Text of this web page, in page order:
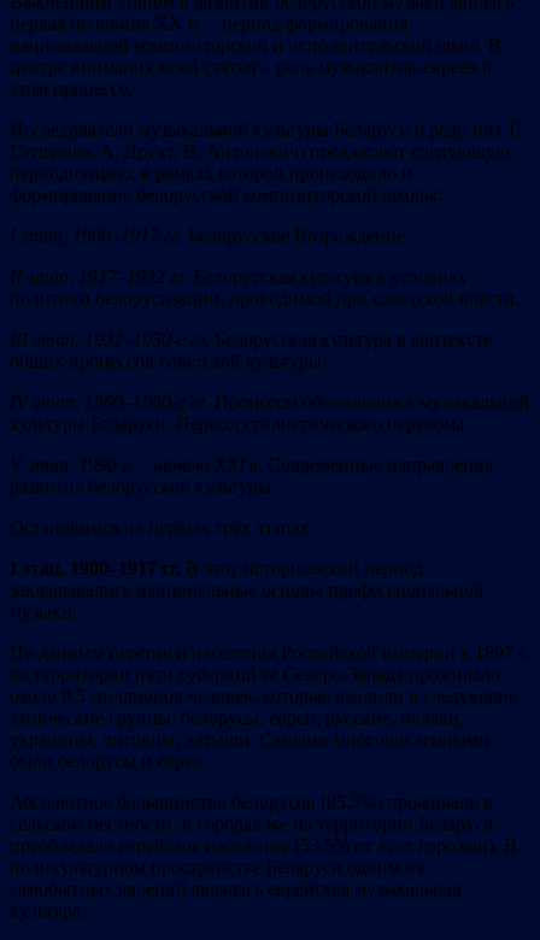
первая половина ХХ в. – период формирования
национальной композиторской и исполнительской школ. В
центре внимания моей статьи – роль музыкантов-евреев в
этом процессе.
Исследователи музыкальной культуры Беларуси (среди них Г.
Глущенко, А. Друкт, В. Антоневич) предлагают следующую
периодизацию, в рамках которой происходило и
формирование белорусской композиторской школы:
I этап, 1900–1917 гг. Белорусское Возрождение.
II этап, 1917–1932 гг. Белорусская культура в условиях
политики белорусизации, проводимой при советской власти.
III этап, 1932–1950-е гг. Белорусская культура в контексте
общих процессов советской культуры.
IV этап, 1960–1980-е гг. Процессы обновления в музыкальной
культуры Беларуси. Период стилистического перелома.
V этап, 1990 г. – начало XXI в. Современные направления
развития белорусской культуры.
Остановимся на первых трёх этапах.
I этап, 1900–1917 гг. В этот исторический период
закладывались национальные основы профессиональной
музыки.
По данным переписи населения Российской империи в 1897 г.
на территории пяти губерний её Северо-Запада проживало
около 8,5 миллионов человек, которые входили в следующие
этнические группы: белорусы, евреи, русские, поляки,
украинцы, литовцы, латыши. Самыми многочисленными
были белорусы и евреи.
Абсолютное большинство белорусов (85,5%) проживало в
сельской местности, в городах же на территории Беларуси
преобладало еврейское население (53,5% от всех горожан). В
поликультурном пространстве Беларуси одним из
самобытных явлений являлась еврейская музыкальная
культура.